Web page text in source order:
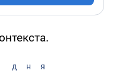
дня